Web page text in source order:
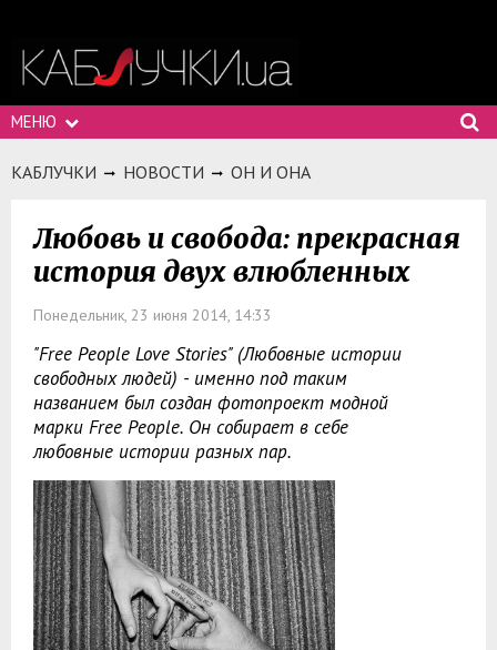
МЕНЮ
КАБЛУЧКИ НОВОСТИ ОН И ОНА
Любовь и свобода: прекрасная
история двух влюбленных
Понедельник, 23 июня 2014, 14:33
"Free People Love Stories" (Любовные истории
свободных людей) - именно под таким
названием был создан фотопроект модной
марки Free People. Он собирает в себе
любовные истории разных пар.